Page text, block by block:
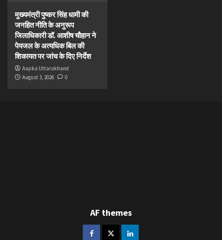
मुख्यमंत्री पुष्कर सिंह धामी की
जनहित नीति के अनुरूप
जिलाधिकारी डॉ. आशीष चौहान ने
पेयजल के अत्यधिक बिल की
शिकायत पर जांच के दिए निर्देश
Aapka Uttarakhand
August 3, 2026
0
AF themes